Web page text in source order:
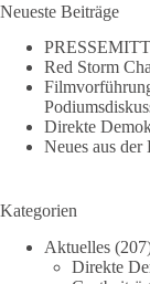
Neueste Beiträge
Red Storm
Direkte
Neues aus
Kategorien
Aktuelles
Direkte